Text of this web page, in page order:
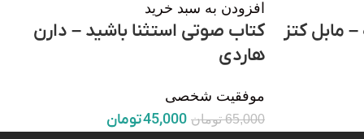
مابل کتز
افزودن به سبد خرید
کتاب صوتی استثنا باشید – دارن
هاردی
موفقیت شخصی
65,000 تومان 45,000تومان